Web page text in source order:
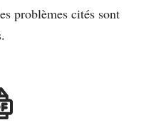
problèmes cités sont